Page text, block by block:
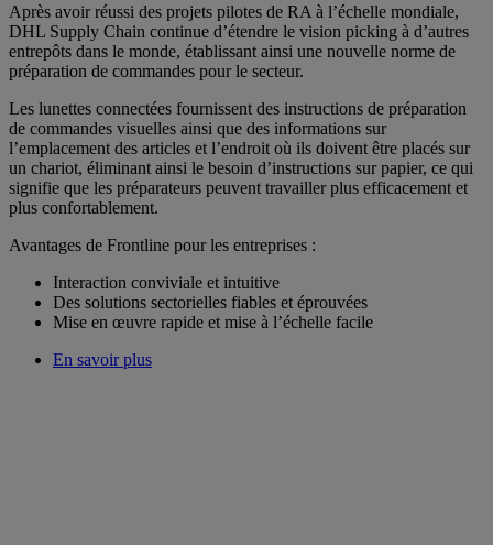
Après avoir réussi des projets pilotes de RA à l’échelle mondiale,
DHL Supply Chain continue d’étendre le vision picking à d’autres
entrepôts dans le monde, établissant ainsi une nouvelle norme de
préparation de commandes pour le secteur.
Les lunettes connectées fournissent des instructions de préparation
de commandes visuelles ainsi que des informations sur
l’emplacement des articles et l’endroit où ils doivent être placés sur
un chariot, éliminant ainsi le besoin d’instructions sur papier, ce qui
signifie que les préparateurs peuvent travailler plus efficacement et
plus confortablement.
Avantages de Frontline pour les entreprises :
Interaction conviviale et intuitive
Des solutions sectorielles fiables et éprouvées
Mise en œuvre rapide et mise à l’échelle facile
En savoir plus